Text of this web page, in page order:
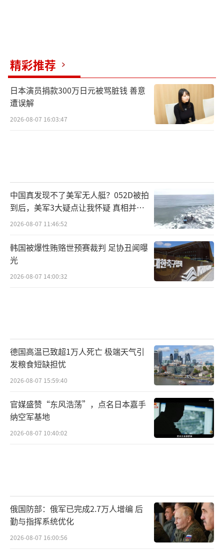
精彩推荐
日本演员捐款300万日元被骂脏钱 善意
遭误解
2026-08-07 16:03:47
中国真发现不了美军无人艇？052D被拍
到后，美军3大疑点让我怀疑 真相并非
如此
2026-08-07 11:46:52
韩国被爆性贿赂世预赛裁判 足协丑闻曝
光
2026-08-07 14:00:32
德国高温已致超1万人死亡 极端天气引
发粮食短缺担忧
2026-08-07 15:59:40
官媒盛赞“东风浩荡”，点名日本嘉手
纳空军基地
2026-08-07 10:40:02
俄国防部：俄军已完成2.7万人增编 后
勤与指挥系统优化
2026-08-07 16:00:56